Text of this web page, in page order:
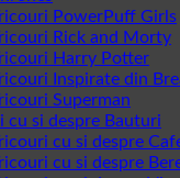
PowerPuff Girls
Rick and Morty
Harry Potter
Inspirate din
Superman
cu si despre Bauturi
cu si despre
cu si despre